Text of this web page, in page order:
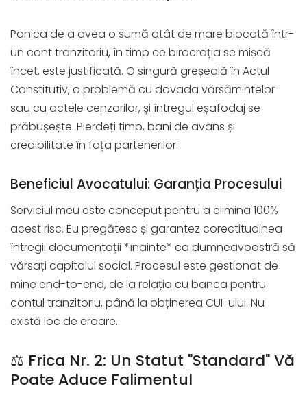
Panica de a avea o sumă atât de mare blocată într-
un cont tranzitoriu, în timp ce birocrația se mișcă
încet, este justificată. O singură greșeală în Actul
Constitutiv, o problemă cu dovada vărsămintelor
sau cu actele cenzorilor, și întregul eșafodaj se
prăbușește. Pierdeți timp, bani de avans și
credibilitate în fața partenerilor.
Beneficiul Avocatului: Garanția Procesului
Serviciul meu este conceput pentru a elimina 100%
acest risc. Eu pregătesc și garantez corectitudinea
întregii documentații *înainte* ca dumneavoastră să
vărsați capitalul social. Procesul este gestionat de
mine end-to-end, de la relația cu banca pentru
contul tranzitoriu, până la obținerea CUI-ului. Nu
există loc de eroare.
⚖️ Frica Nr. 2: Un Statut "Standard" Vă
Poate Aduce Falimentul